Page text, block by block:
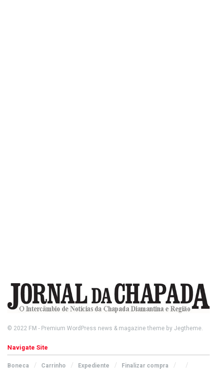
© 2022 FM - Premium WordPress news & magazine theme by Jegtheme.
Navigate Site
Boneca Carrinho Expediente Finalizar compra